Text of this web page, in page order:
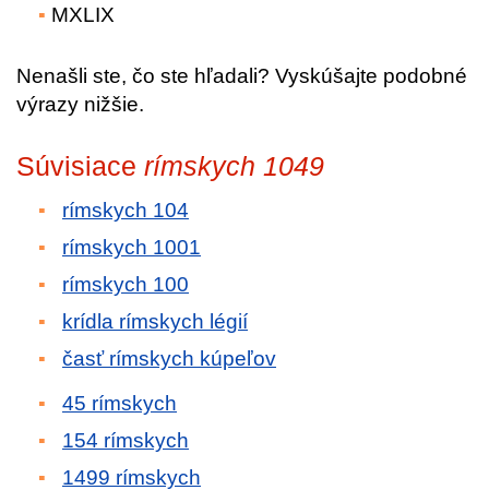
MXLIX
Nenašli ste, čo ste hľadali? Vyskúšajte podobné
výrazy nižšie.
Súvisiace rímskych 1049
rímskych 104
rímskych 1001
rímskych 100
krídla rímskych légií
časť rímskych kúpeľov
45 rímskych
154 rímskych
1499 rímskych